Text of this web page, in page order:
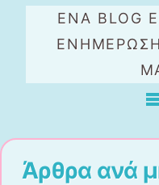
ΕΝΑ BLOG
Άρθρα ανά